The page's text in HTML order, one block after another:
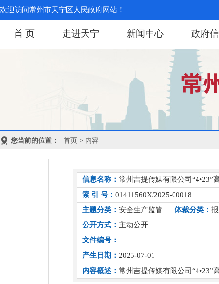
欢迎访问常州市天宁区人民政府网站！
首 页 走进天宁 新闻中心 政府
您当前的位置： 首页 > 内容
信息名称： 常州吉提传媒有限公司“4•23”
索 引 号： 01411560X/2025-00018
主题分类： 安全生产监管 体裁分类：
公开方式： 主动公开
文件编号：
产生日期： 2025-07-01
内容概述： 常州吉提传媒有限公司“4•23”